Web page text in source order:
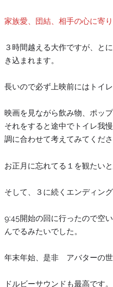
家族愛、団結、相手の心に寄
３時間越える大作ですが、と
き込まれます。
長いので必ず上映前にはトイ
映画を見ながら飲み物、ポッ
それをすると途中でトイレ我
調に合わせて考えてみてくださ
お正月に忘れてる１を観たいと
そして、３に続くエンディング
9:45開始の回に行ったので空
んでるみたいでした。
年末年始、是非 アバターの
ドルビーサウンドも最高です。